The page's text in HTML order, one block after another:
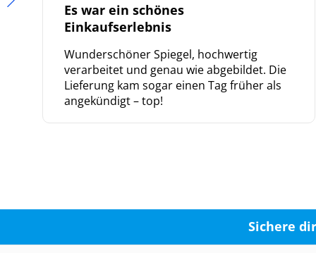
Es war ein schönes
Einkaufserlebnis
Wunderschöner Spiegel, hochwertig
verarbeitet und genau wie abgebildet. Die
Lieferung kam sogar einen Tag früher als
angekündigt – top!
Sichere